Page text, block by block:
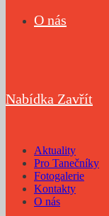
O nás
Nabídka Zavřít
Aktuality
Pro Tanečníky
Fotogalerie
Kontakty
O nás